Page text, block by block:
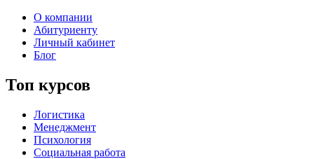
О компании
Абитуриенту
Личный кабинет
Блог
Топ курсов
Логистика
Менеджмент
Психология
Социальная работа